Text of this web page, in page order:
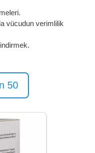
vücudun verimlilik
50